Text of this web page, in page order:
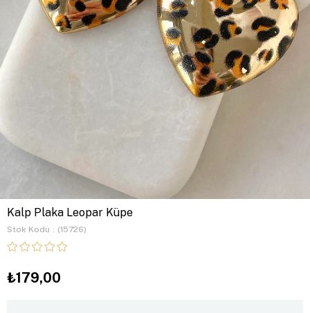
Kalp Plaka Leopar Küpe
Stok Kodu (15726)
₺179,00